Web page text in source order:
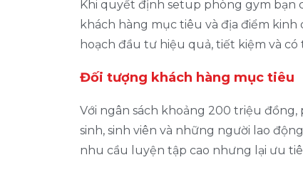
Khi quyết định setup phòng gym bạn
khách hàng mục tiêu và địa điểm
hoạch đầu tư hiệu quả, tiết kiệm và
Đối tượng khách hàng mục tiêu
Với ngân sách khoảng 200 triệu
sinh, sinh viên và những người lao
nhu cầu luyện tập cao nhưng lại ưu